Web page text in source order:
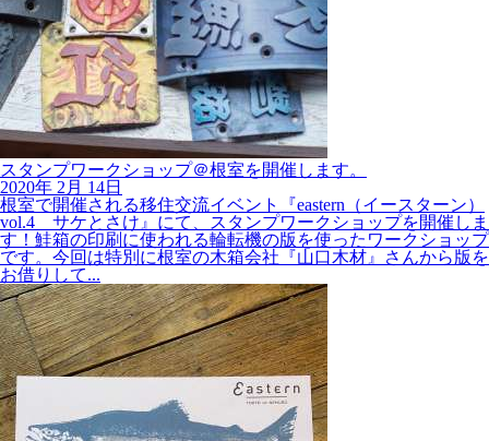
スタンプワークショップ＠根室を開催します。
2020年 2月 14日
根室で開催される移住交流イベント『eastern（イースターン）
vol.4 サケとさけ』にて、スタンプワークショップを開催しま
す！鮭箱の印刷に使われる輪転機の版を使ったワークショップ
です。今回は特別に根室の木箱会社『山口木材』さんから版を
お借りして...